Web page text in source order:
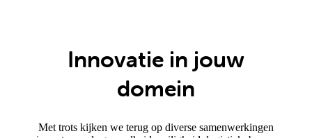
Innovatie in jouw
domein
Met trots kijken we terug op diverse samenwerkingen